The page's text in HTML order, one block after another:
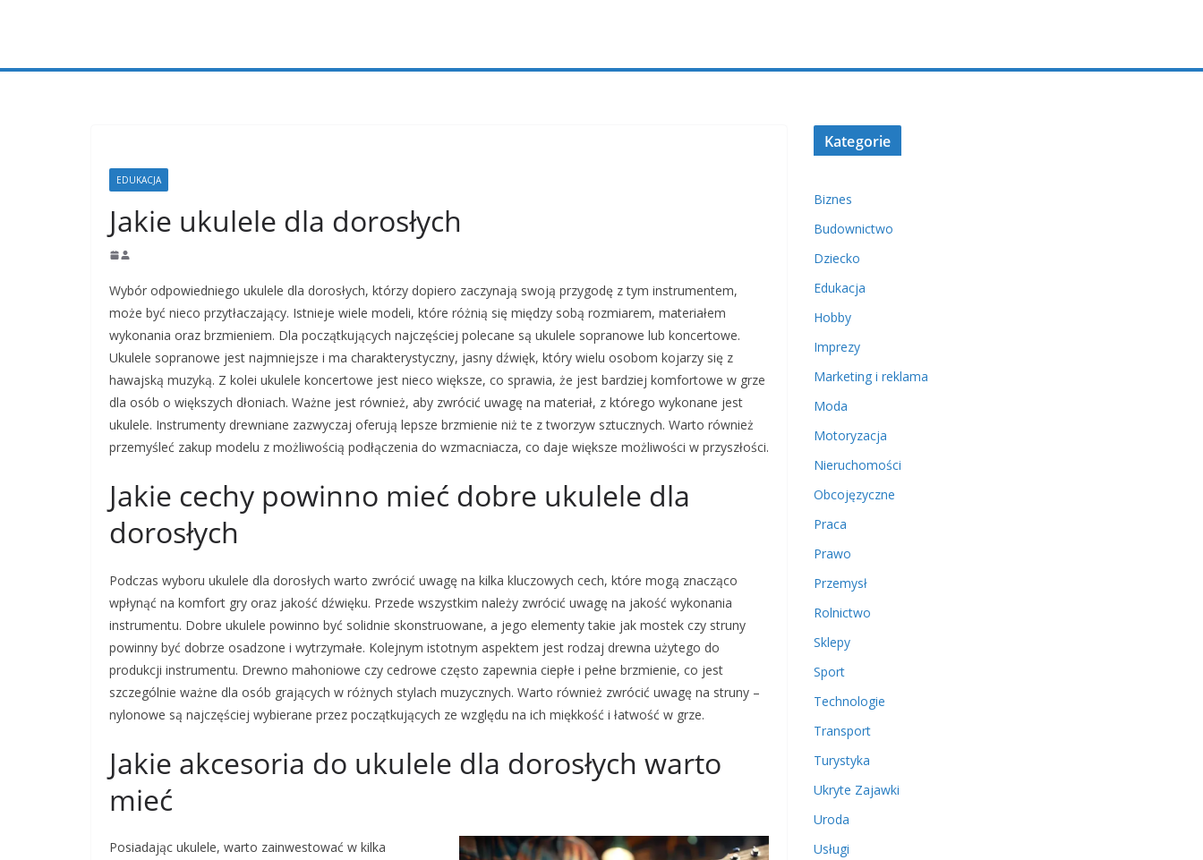
EDUKACJA
Jakie ukulele dla dorosłych
Wybór odpowiedniego ukulele dla dorosłych, którzy dopiero zaczynają swoją przygodę z tym instrumentem,
może być nieco przytłaczający. Istnieje wiele modeli, które różnią się między sobą rozmiarem, materiałem
wykonania oraz brzmieniem. Dla początkujących najczęściej polecane są ukulele sopranowe lub koncertowe.
Ukulele sopranowe jest najmniejsze i ma charakterystyczny, jasny dźwięk, który wielu osobom kojarzy się z
hawajską muzyką. Z kolei ukulele koncertowe jest nieco większe, co sprawia, że jest bardziej komfortowe w grze
dla osób o większych dłoniach. Ważne jest również, aby zwrócić uwagę na materiał, z którego wykonane jest
ukulele. Instrumenty drewniane zazwyczaj oferują lepsze brzmienie niż te z tworzyw sztucznych. Warto również
przemyśleć zakup modelu z możliwością podłączenia do wzmacniacza, co daje większe możliwości w przyszłości.
Jakie cechy powinno mieć dobre ukulele dla
dorosłych
Podczas wyboru ukulele dla dorosłych warto zwrócić uwagę na kilka kluczowych cech, które mogą znacząco
wpłynąć na komfort gry oraz jakość dźwięku. Przede wszystkim należy zwrócić uwagę na jakość wykonania
instrumentu. Dobre ukulele powinno być solidnie skonstruowane, a jego elementy takie jak mostek czy struny
powinny być dobrze osadzone i wytrzymałe. Kolejnym istotnym aspektem jest rodzaj drewna użytego do
produkcji instrumentu. Drewno mahoniowe czy cedrowe często zapewnia ciepłe i pełne brzmienie, co jest
szczególnie ważne dla osób grających w różnych stylach muzycznych. Warto również zwrócić uwagę na struny –
nylonowe są najczęściej wybierane przez początkujących ze względu na ich miękkość i łatwość w grze.
Jakie akcesoria do ukulele dla dorosłych warto
mieć
Posiadając ukulele, warto zainwestować w kilka
Kategorie
Biznes
Budownictwo
Dziecko
Edukacja
Hobby
Imprezy
Marketing i reklama
Moda
Motoryzacja
Nieruchomości
Obcojęzyczne
Praca
Prawo
Przemysł
Rolnictwo
Sklepy
Sport
Technologie
Transport
Turystyka
Ukryte Zajawki
Uroda
Usługi